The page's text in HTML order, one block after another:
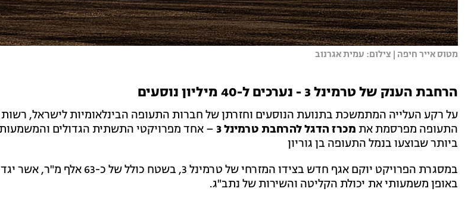
מטוס אייר חיפה | צילום: עמית אגרנוב
הרחבת הענק של טרמינל 3 - נערכים ל-40 מיליון נוסעים
על רקע העלייה המתמשכת בתנועת הנוסעים וחזרתן של חברות התעופה הבינלאומיות לישראל,
התעופה מפרסמת את מכרז הדגל להרחבת טרמינל 3
– אחד מפרויקטי התשתית הגדולים
ביותר שבוצעו בנמל התעופה בן גוריון
במסגרת הפרויקט יוקם אגף חדש בצידו המזרחי של טרמינל 3, בשטח כולל של כ-63 אלף
באופן משמעותי את יכולת הקליטה והשירות של נתב"ג.